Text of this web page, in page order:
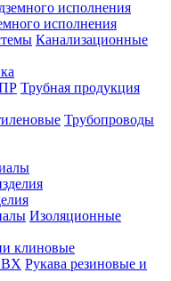
исполнения
Канализационные
Трубная продукция
Трубопроводы
Изоляционные
клиновые
Рукава резиновые и